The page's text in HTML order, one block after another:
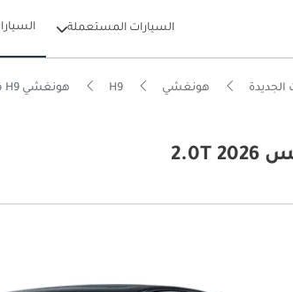
السيارات المستعملة
الجديدة هونغشي H9 هونغشي H9 فايلكس 2.0T